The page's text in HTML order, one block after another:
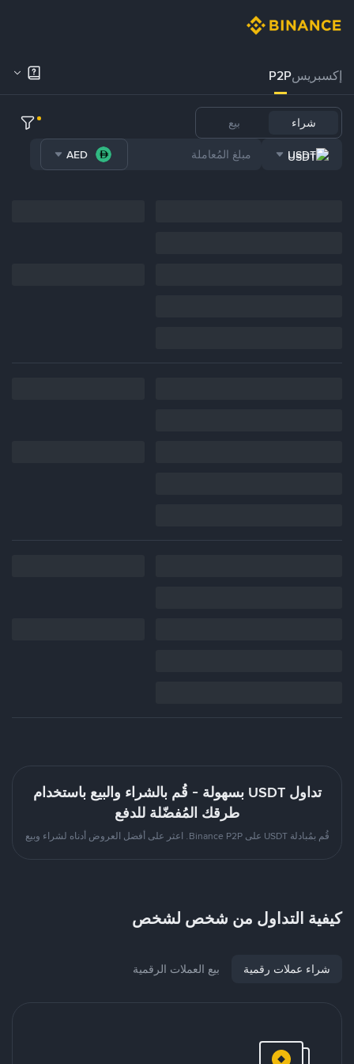
إكسبريسP2P
شراء بيع
USDT
AED
تداول USDT بسهولة - قُم بالشراء والبيع باستخدام
طرقك المُفضّلة للدفع
قُم بمُبادلة USDT على Binance P2P. اعثر على أفضل العروض أدناه لشراء وبيع
كيفية التداول من شخص لشخص
شراء عملات رقمية بيع العملات الرقمية